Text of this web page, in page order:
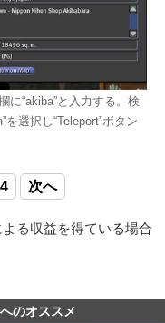
に“akiba”と入力する。検
選択し“Teleport”ボタン
4 次へ
る収益を得ている場合
のオススメ